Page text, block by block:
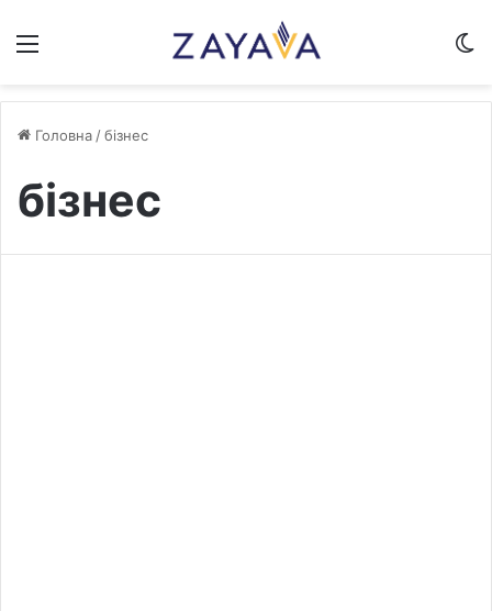
Головна /бізнес
бізнес